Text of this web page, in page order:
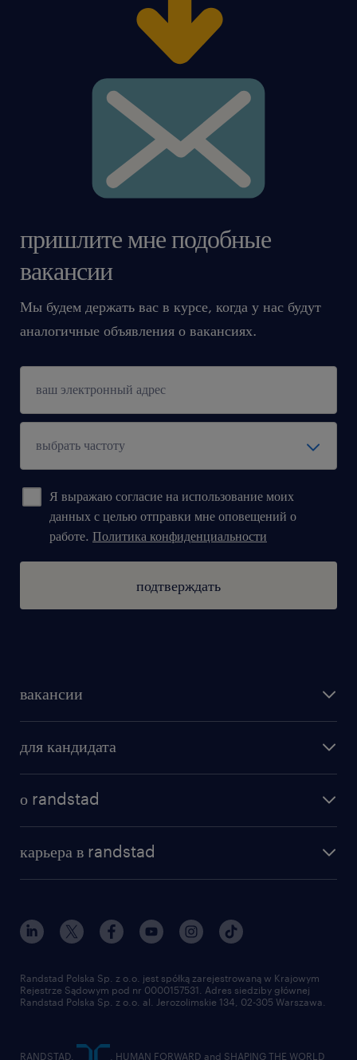
пришлите мне подобные
вакансии
Мы будем держать вас в курсе, когда у нас будут
аналогичные объявления о вакансиях.
Я выражаю согласие на использование моих
данных с целью отправки мне оповещений о
работе. Политика конфиденциальности
подтверждать
вакансии
бонусы для работников
для кандидата
о randstad
институт исследований randstad
для медиа
для поставщиков
карьера в randstad
наш мир
работа в randstad
отправить резюме
Randstad Polska Sp. z o.o. jest spółką zarejestrowaną w Krajowym
Rejestrze Sądowym pod nr 0000157531. Adres siedziby głównej
Randstad Polska Sp. z o.o. al. Jerozolimskie 134, 02-305 Warszawa.
RANDSTAD, , HUMAN FORWARD and SHAPING THE WORLD